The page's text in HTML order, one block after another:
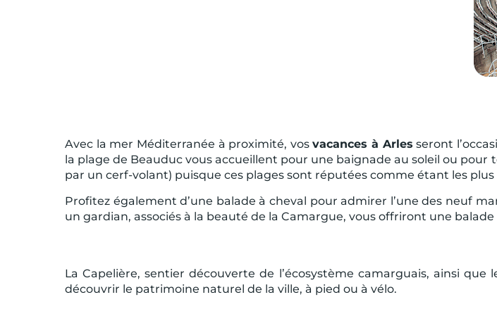
Avec la mer Méditerranée à proximité, vosvacances à Arles seront
la plage de Beauduc vous accueillent pour une baignade au soleil ou
par un cerf-volant) puisque ces plages sont réputées comme étant les
Profitez également d’une balade à cheval pour admirer l’une des neuf
un gardian, associés à la beauté de la Camargue, vous offriront une
La Capelière, sentier découverte de l’écosystème camarguais, ainsi
découvrir le patrimoine naturel de la ville, à pied ou à vélo.